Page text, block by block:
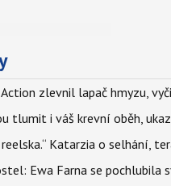
zlevnil lapač hmyzu,
tlumit i váš krevní oběh,
Katarzia o selhání,
Ewa Farna se pochlubila